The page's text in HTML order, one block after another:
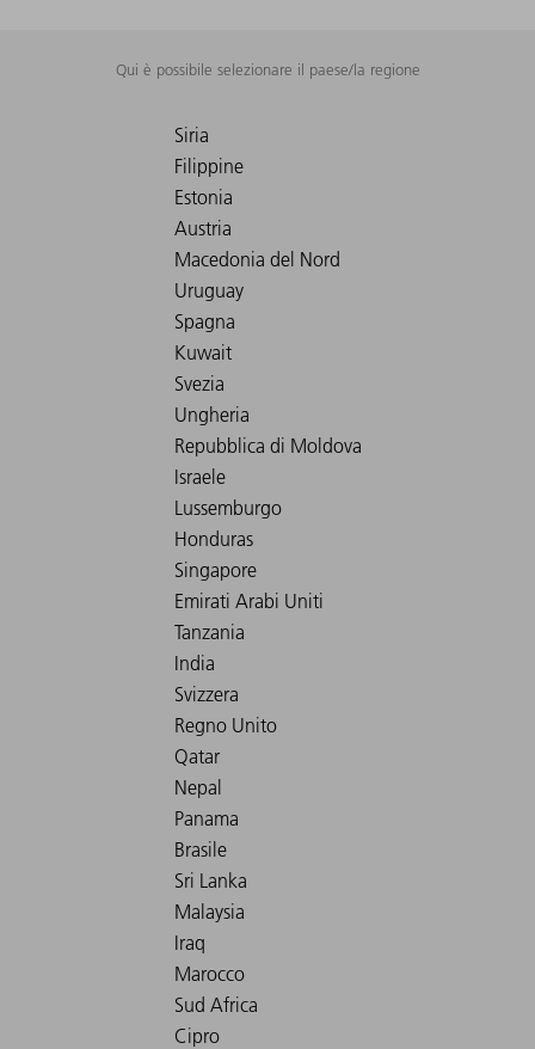
Qui è possibile selezionare il paese/la regione